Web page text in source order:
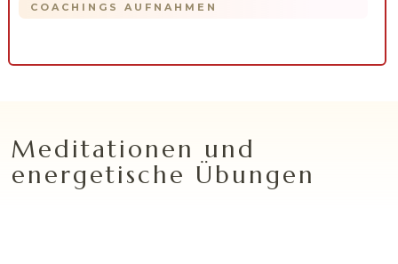
COACHINGS AUFNAHMEN
Meditationen und
energetische Übungen